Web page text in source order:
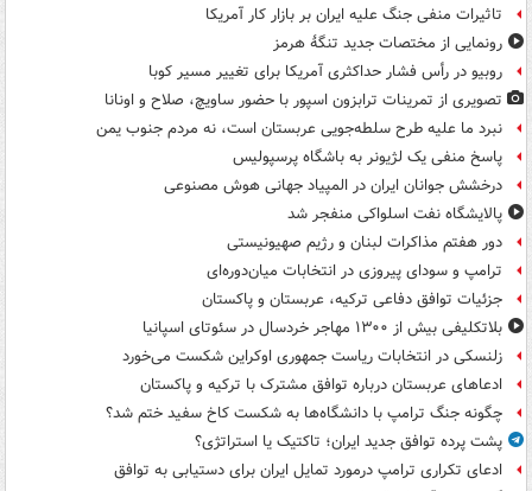
تاثیرات منفی جنگ علیه ایران بر بازار کار آمریکا
رونمایی از مختصات جدید تنگۀ هرمز
روبیو در رأس فشار حداکثری آمریکا برای تغییر مسیر کوبا
تصویری از تمرینات ترابزون اسپور با حضور ساویچ، صلاح و اونانا
نبرد ما علیه طرح سلطه‌جویی عربستان است، نه مردم جنوب یمن
پاسخ منفی یک لژیونر به باشگاه پرسپولیس
درخشش جوانان ایران در المپیاد جهانی هوش مصنوعی
پالایشگاه نفت اسلواکی منفجر شد
دور هفتم مذاکرات لبنان و رژیم صهیونیستی
ترامپ و سودای پیروزی در انتخابات میان‌دوره‌ای
جزئیات توافق دفاعی ترکیه، عربستان و پاکستان
بلاتکلیفی بیش از ۱۳۰۰ مهاجر خردسال در سئوتای اسپانیا
زلنسکی در انتخابات ریاست جمهوری اوکراین شکست می‌خورد
ادعاهای عربستان درباره توافق مشترک با ترکیه و پاکستان
چگونه جنگ ترامپ با دانشگاه‌ها به شکست کاخ سفید ختم شد؟
پشت پرده توافق جدید ایران؛ تاکتیک یا استراتژی؟
ادعای تکراری ترامپ درمورد تمایل ایران برای دستیابی به توافق